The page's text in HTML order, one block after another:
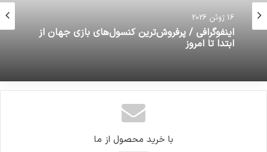
16 ژوئن 2026
اینفوگرافی / پرفروش‌ترین کنسول‌های بازی جهان از
ابتدا تا امروز
با خرید محصول از ما